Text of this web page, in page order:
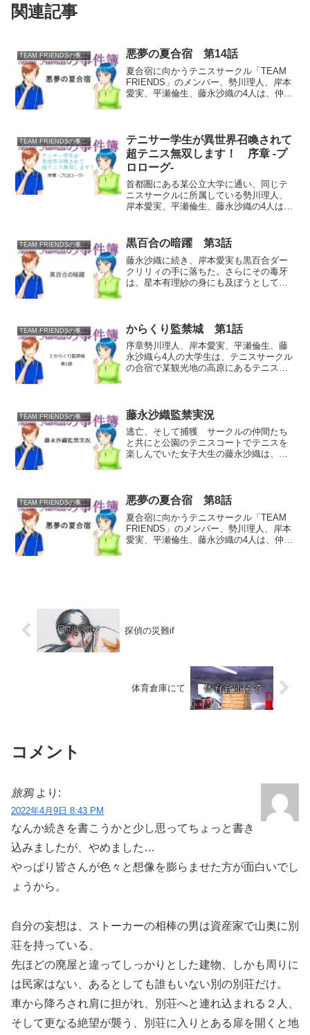
関連記事
TEAM FRIENDSの事件簿 悪夢の夏合宿 第14話
夏合宿に向かうテニスサークル「TEAM
FRIENDS」のメンバー、勢川理人、岸本
愛実、平瀬倫生、藤永沙織の4人は、仲の
犯によるキャ...
TEAM FRIENDSの事件簿
テニサー学生が異世界召喚されて
超テニス無双します！ 序章 -プ
ロローグ-
首都圏にある某公立大学に通い、同じテ
ニスサークルに所属している勢川理人、
岸本愛実、平瀬倫生、藤永沙織の4人は、
の落雷を受けて意識を失い、気が付くと
見たこともない異世界に...
TEAM FRIENDSの事件簿 黒百合の暗躍 第3話
藤永沙織に続き、岸本愛実も黒百合ダー
クリリィの手に落ちた。さらにその毒牙
は、星本有理紗の身にも及ぼうとしてい
トガール的存在...
TEAM FRIENDSの事件簿 からくり監禁城 第1話
序章勢川理人、岸本愛実、平瀬倫生、藤
永沙織ら4人の大学生は、テニスサークル
の合宿で某観光地の高原にあるテニスコ
土砂降りの中、堪らず4...
TEAM FRIENDSの事件簿 藤永沙織監禁実況
逃亡、そして捕獲 サークルの仲間たち
と共にと公園のテニスコートでテニスを
楽しんでいた女子大生の藤永沙織は、勢
た。しかしその途中で怪しい...
TEAM FRIENDSの事件簿 悪夢の夏合宿 第8話
夏合宿に向かうテニスサークル「TEAM
FRIENDS」のメンバー、勢川理人、岸本
愛実、平瀬倫生、藤永沙織の4人は、仲の
探偵の災難if
体育倉庫にて
コメント
旅鴉 より:
2022年4月9日 8:43 PM
なんか続きを書こうかと少し思ってちょっと書き
込みましたが、やめました…
やっぱり皆さんが色々と想像を膨らませた方が面白いでし
ょうから。
自分の妄想は、ストーカーの相棒の男は資産家で山奥に別
荘を持っている、
先ほどの廃屋と違ってしっかりとした建物、しかも周りに
は民家はない、あるとしても誰もいない別の別荘だけ。
車から降ろされ肩に担がれ、別荘へと連れ込まれる２人、
そして更なる絶望が襲う、別荘に入りとある扉を開くと地